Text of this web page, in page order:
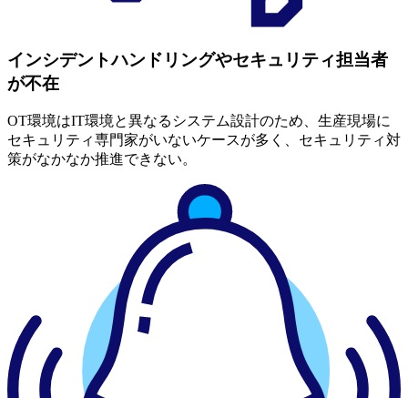
インシデントハンドリングやセキュリティ担当者
が不在
OT環境はIT環境と異なるシステム設計のため、生産現場に
セキュリティ専門家がいないケースが多く、セキュリティ対
策がなかなか推進できない。